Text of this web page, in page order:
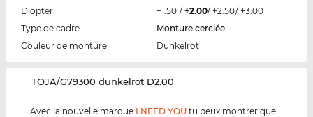
Diopter
+1.50 / +2.00/ +2.50/ +3.00
Type de cadre
Monture cerclée
Couleur de monture
Dunkelrot
‌TOJA/G79300 dunkelrot D2.00
Avec la nouvelle marque I NEED YOU tu peux montrer que